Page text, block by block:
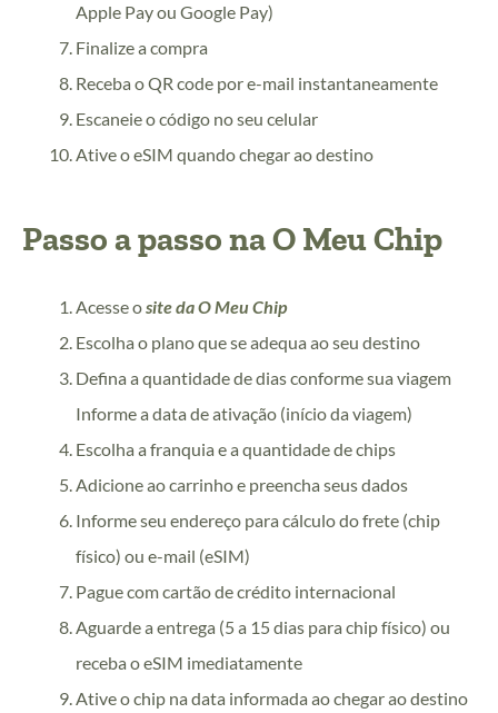
Apple Pay ou Google Pay)
Finalize a compra
Receba o QR code por e-mail instantaneamente
Escaneie o código no seu celular
Ative o eSIM quando chegar ao destino
Passo a passo na O Meu Chip
Acesse osite da O Meu Chip
Escolha o plano que se adequa ao seu destino
Defina a quantidade de dias conforme sua viagem
Informe a data de ativação (início da viagem)
Escolha a franquia e a quantidade de chips
Adicione ao carrinho e preencha seus dados
Informe seu endereço para cálculo do frete (chip
físico) ou e-mail (eSIM)
Pague com cartão de crédito internacional
Aguarde a entrega (5 a 15 dias para chip físico) ou
receba o eSIM imediatamente
Ative o chip na data informada ao chegar ao destino